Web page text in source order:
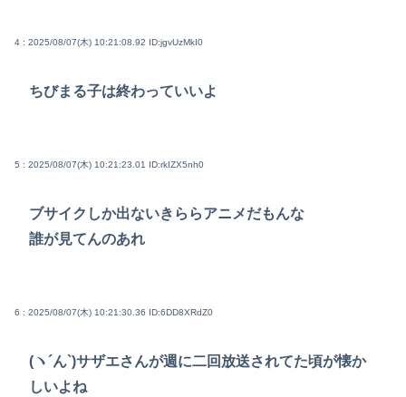
4 : 2025/08/07(木) 10:21:08.92 ID:jgvUzMkI0
ちびまる子は終わっていいよ
5 : 2025/08/07(木) 10:21:23.01 ID:rkIZX5nh0
ブサイクしか出ないきららアニメだもんな
誰が見てんのあれ
6 : 2025/08/07(木) 10:21:30.36 ID:6DD8XRdZ0
(ヽ´ん`)サザエさんが週に二回放送されてた頃が懐か
しいよね